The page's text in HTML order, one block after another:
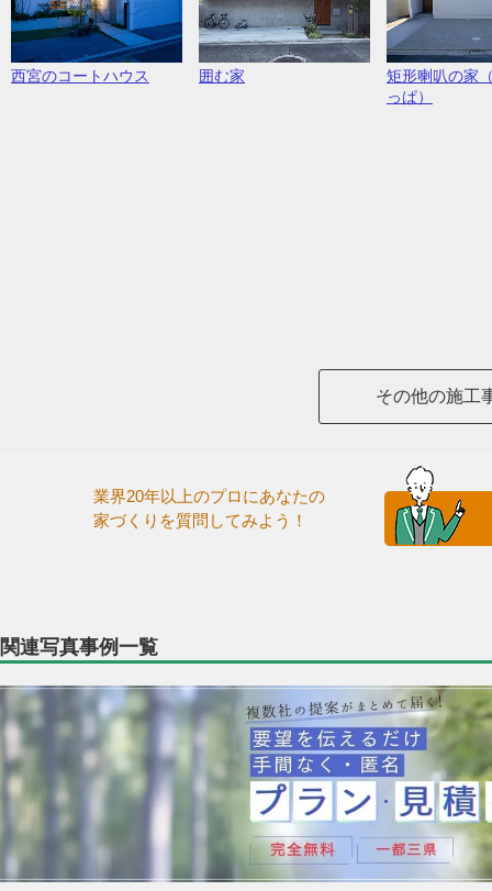
西宮のコートハウス 囲む家
矩形喇叭の家
っぱ）
その他の施工
業界20年以上のプロにあなたの
家づくりを質問してみよう！
関連写真事例一覧